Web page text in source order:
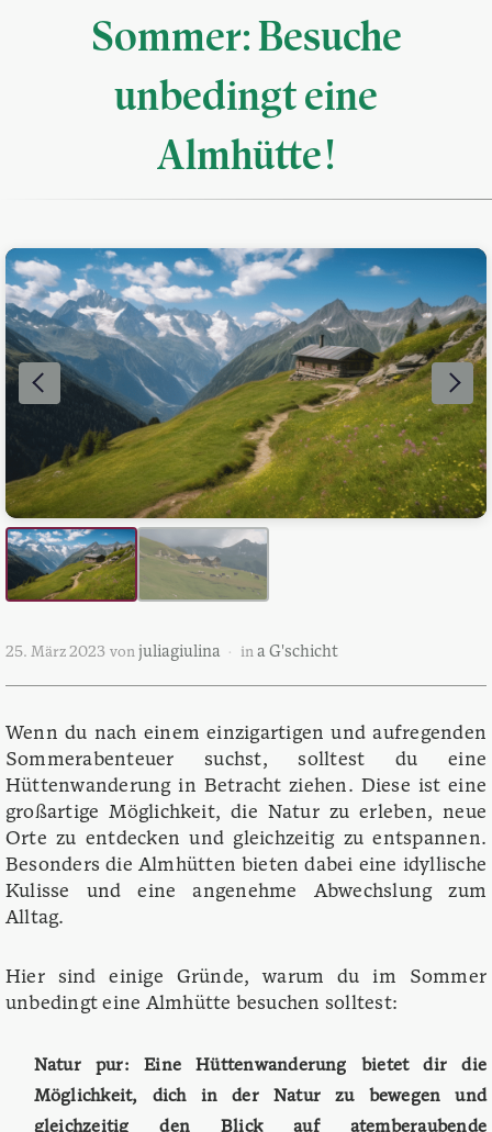
Sommer: Besuche
unbedingt eine
Almhütte!
25. März 2023 von juliagiulina in a G'schicht
Wenn du nach einem einzigartigen und aufregenden
Sommerabenteuer suchst, solltest du eine
Hüttenwanderung in Betracht ziehen. Diese ist eine
großartige Möglichkeit, die Natur zu erleben, neue
Orte zu entdecken und gleichzeitig zu entspannen.
Besonders die Almhütten bieten dabei eine idyllische
Kulisse und eine angenehme Abwechslung zum
Alltag.
Hier sind einige Gründe, warum du im Sommer
unbedingt eine Almhütte besuchen solltest:
Natur pur: Eine Hüttenwanderung bietet dir die
Möglichkeit, dich in der Natur zu bewegen und
gleichzeitig den Blick auf atemberaubende